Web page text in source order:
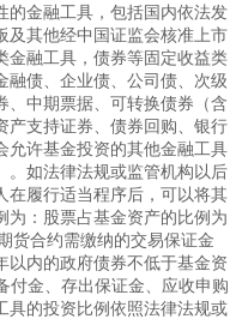
的金融工具，包括国内依法发
及其他经中国证监会核准上市
金融工具，债券等固定收益类
融债、企业债、公司债、次级
、中期票据、可转换债券（含
产支持证券、债券回购、银行
允许基金投资的其他金融工具
。如法律法规或监管机构以后
在履行适当程序后，可以将其
为：股票占基金资产的比例为
货合约需缴纳的交易保证金
以内的政府债券不低于基金资
付金、存出保证金、应收申购
具的投资比例依照法律法规或